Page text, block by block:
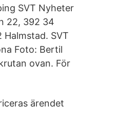
SVT Nyheter
22, 392 34
Halmstad. SVT
Foto: Bertil
ovan. För
ärendet